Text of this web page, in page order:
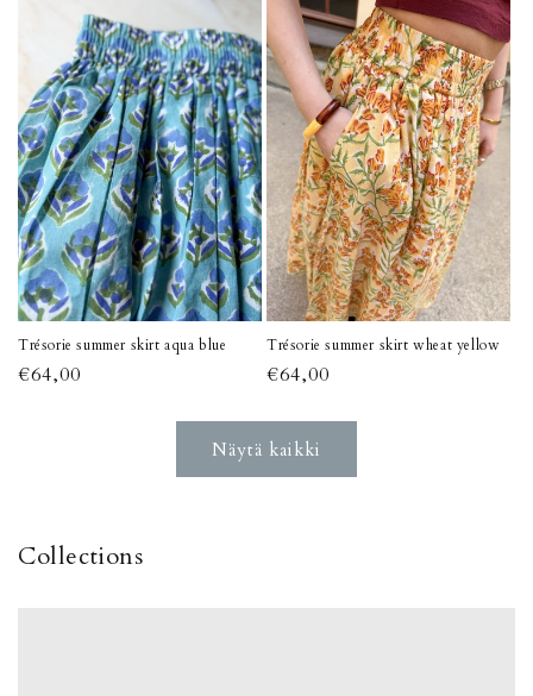
Trésorie summer skirt aqua blue
Normaalihinta
€64,00
Trésorie summer skirt wheat yellow
Normaalihinta
€64,00
Näytä kaikki
Collections